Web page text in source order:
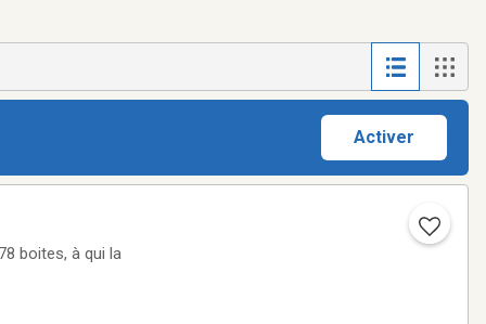
Activer
boites, à qui la